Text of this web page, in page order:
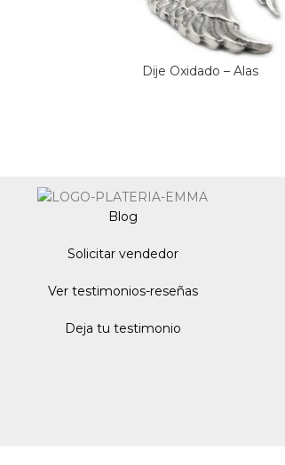
Dije Oxidado – Alas
Blog
Solicitar vendedor
Ver testimonios-reseñas
Deja tu testimonio